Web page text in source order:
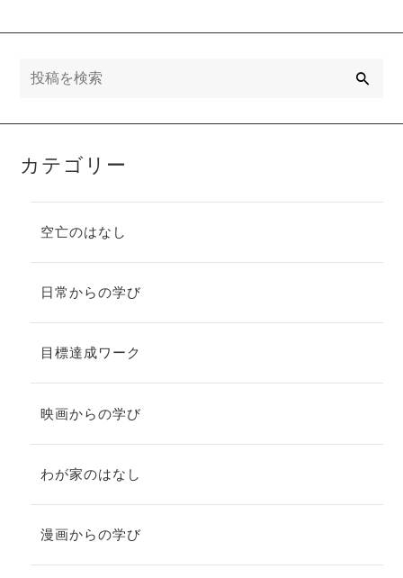
カテゴリー
空亡のはなし
日常からの学び
目標達成ワーク
映画からの学び
わが家のはなし
漫画からの学び